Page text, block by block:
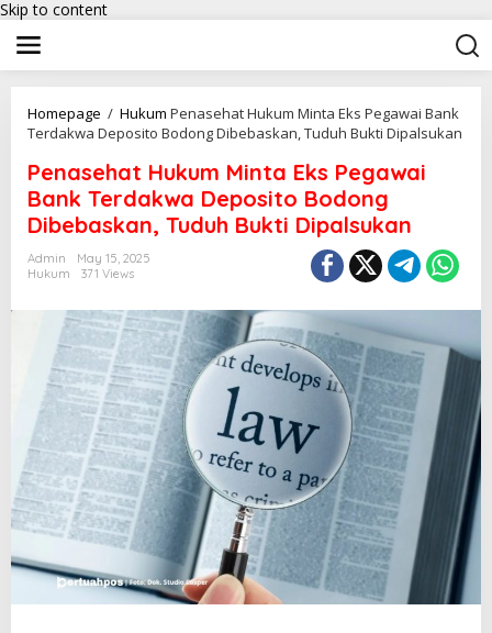
Skip to content
Homepage / Hukum Penasehat Hukum Minta Eks Pegawai Bank
Terdakwa Deposito Bodong Dibebaskan, Tuduh Bukti Dipalsukan
Penasehat Hukum Minta Eks Pegawai
Bank Terdakwa Deposito Bodong
Dibebaskan, Tuduh Bukti Dipalsukan
Admin
May 15, 2025
Hukum
371 Views